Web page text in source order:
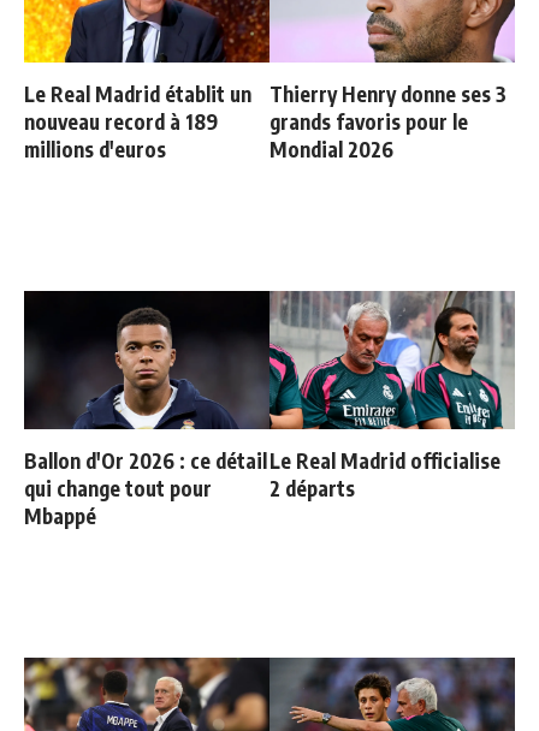
Le Real Madrid établit un
nouveau record à 189
millions d'euros
Thierry Henry donne ses 3
grands favoris pour le
Mondial 2026
Ballon d'Or 2026 : ce détail
qui change tout pour
Mbappé
Le Real Madrid officialise
2 départs